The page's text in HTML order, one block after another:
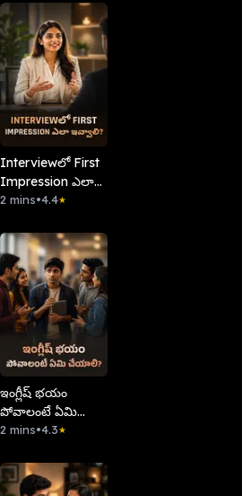
Interviewలో First
Impression ఎలా
ఇవ్వాలి?
2 mins•4.4★
ఇంగ్లీష్ భయం
పోవాలంటే ఏమి
చేయాలి?
2 mins•4.3★